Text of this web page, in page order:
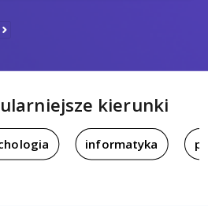
kierunki
informatyka